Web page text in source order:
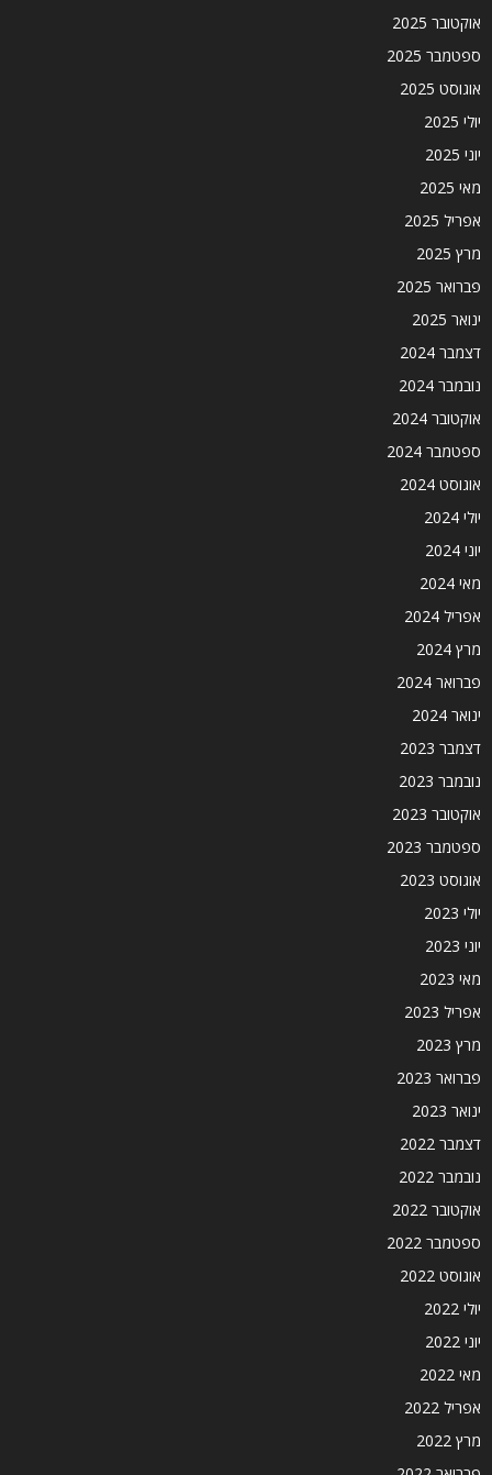
אוקטובר 2025
ספטמבר 2025
אוגוסט 2025
יולי 2025
יוני 2025
מאי 2025
אפריל 2025
מרץ 2025
פברואר 2025
ינואר 2025
דצמבר 2024
נובמבר 2024
אוקטובר 2024
ספטמבר 2024
אוגוסט 2024
יולי 2024
יוני 2024
מאי 2024
אפריל 2024
מרץ 2024
פברואר 2024
ינואר 2024
דצמבר 2023
נובמבר 2023
אוקטובר 2023
ספטמבר 2023
אוגוסט 2023
יולי 2023
יוני 2023
מאי 2023
אפריל 2023
מרץ 2023
פברואר 2023
ינואר 2023
דצמבר 2022
נובמבר 2022
אוקטובר 2022
ספטמבר 2022
אוגוסט 2022
יולי 2022
יוני 2022
מאי 2022
אפריל 2022
מרץ 2022